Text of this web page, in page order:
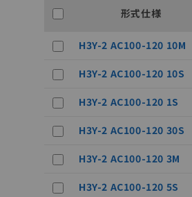
形式仕様
H3Y-2 AC100-120 10M
H3Y-2 AC100-120 10S
H3Y-2 AC100-120 1S
H3Y-2 AC100-120 30S
H3Y-2 AC100-120 3M
H3Y-2 AC100-120 5S